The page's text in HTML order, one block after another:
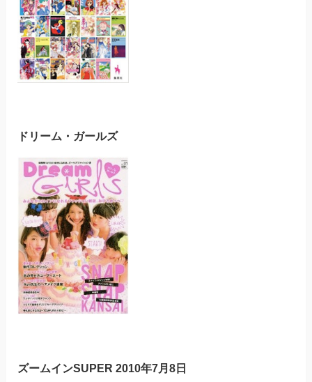
ドリーム・ガールズ
ズームインSUPER 2010年7月8日